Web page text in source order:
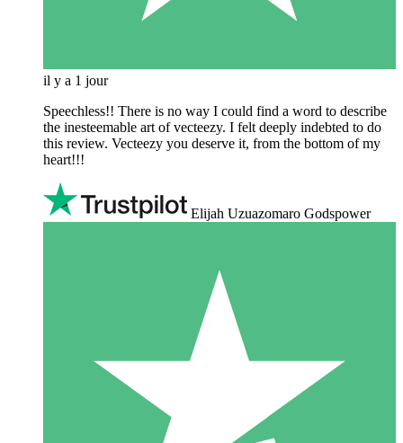
il y a 1 jour
Speechless!! There is no way I could find a word to describe
the inesteemable art of vecteezy. I felt deeply indebted to do
this review. Vecteezy you deserve it, from the bottom of my
heart!!!
Elijah Uzuazomaro Godspower